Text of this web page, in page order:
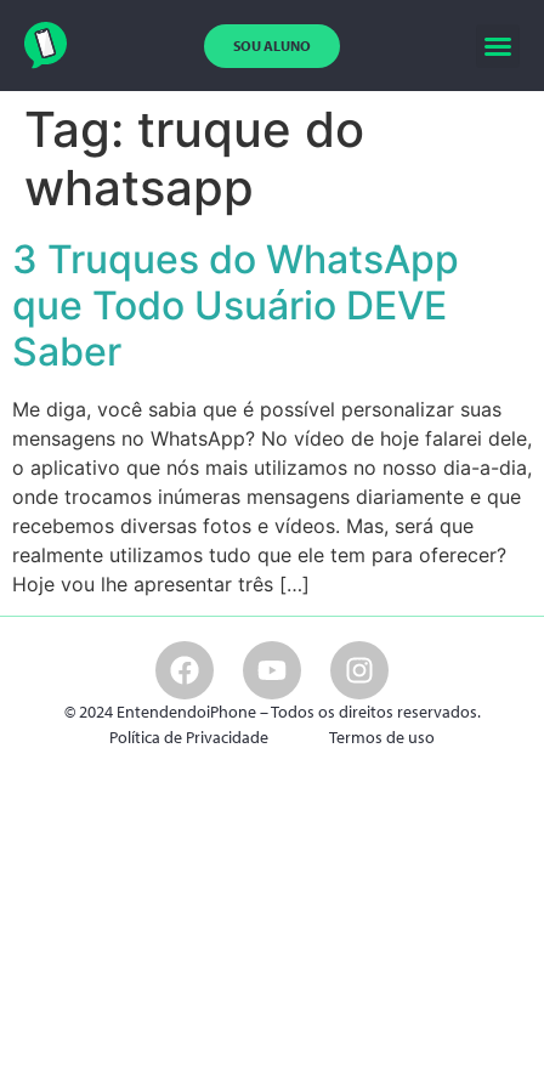
SOU ALUNO
Tag: truque do
whatsapp
3 Truques do WhatsApp
que Todo Usuário DEVE
Saber
Me diga, você sabia que é possível personalizar suas
mensagens no WhatsApp? No vídeo de hoje falarei dele,
o aplicativo que nós mais utilizamos no nosso dia-a-dia,
onde trocamos inúmeras mensagens diariamente e que
recebemos diversas fotos e vídeos. Mas, será que
realmente utilizamos tudo que ele tem para oferecer?
Hoje vou lhe apresentar três […]
© 2024 EntendendoiPhone – Todos os direitos reservados.
Política de Privacidade
Termos de uso